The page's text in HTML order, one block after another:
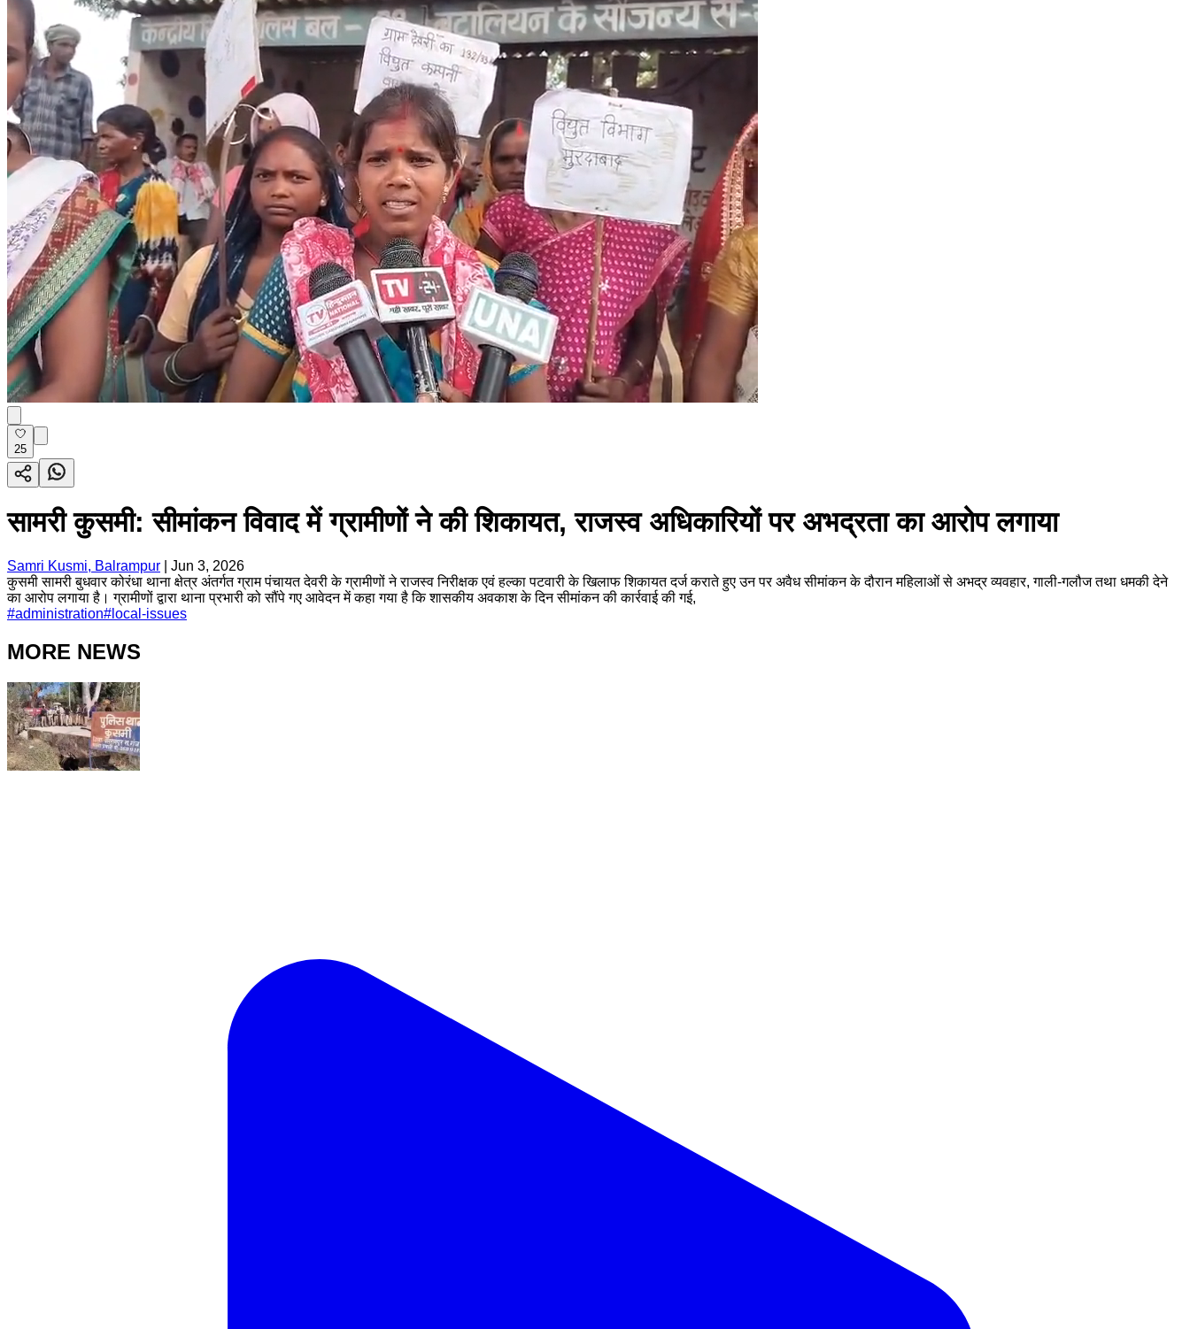
25
सामरी कुसमी: सीमांकन विवाद में ग्रामीणों ने की शिकायत, राजस्व अधिकारियों पर अभद्रता का आरोप लगाया
Samri Kusmi, Balrampur
Jun 3, 2026
कुसमी सामरी बुधवार कोरंधा थाना क्षेत्र अंतर्गत ग्राम पंचायत देवरी के ग्रामीणों ने राजस्व निरीक्षक एवं हल्का पटवारी के खिलाफ शिकायत दर्ज कराते हुए उन पर अवैध सीमांकन के दौरान महिलाओं से अभद्र व्यवहार, गाली-गलौज तथा धमकी देने
का आरोप लगाया है। ग्रामीणों द्वारा थाना प्रभारी को सौंपे गए आवेदन में कहा गया है कि शासकीय अवकाश के दिन सीमांकन की कार्रवाई की गई,
#administration# local-issues
MORE NEWS